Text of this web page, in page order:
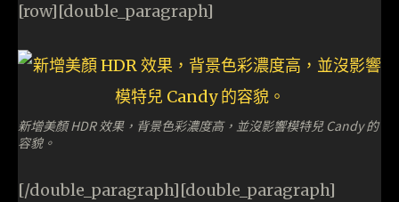
[row][double_paragraph]
新增美顏 HDR 效果，背景色彩濃度高，並沒影響模特兒 Candy 的
容貌。
[/double_paragraph][double_paragraph]